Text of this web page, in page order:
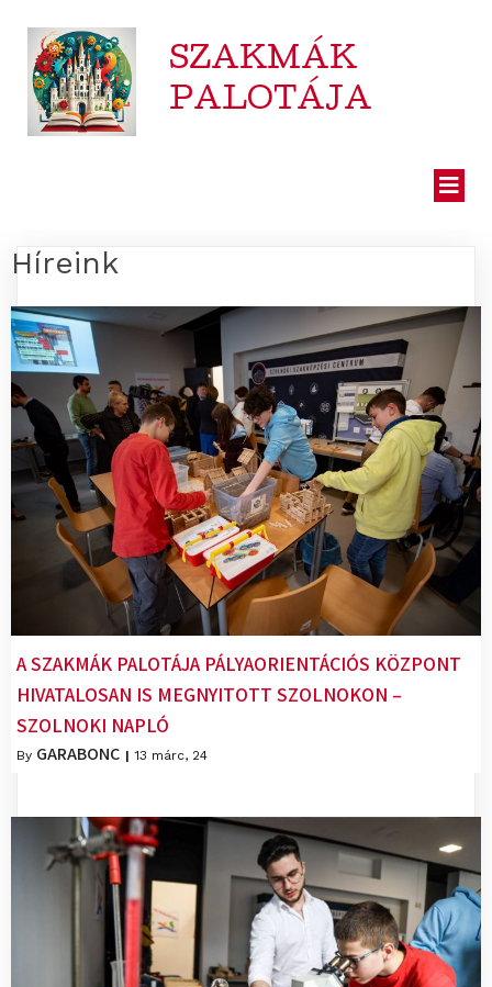
SZAKMÁK
PALOTÁJA
Híreink
A SZAKMÁK PALOTÁJA PÁLYAORIENTÁCIÓS KÖZPONT
HIVATALOSAN IS MEGNYITOTT SZOLNOKON –
SZOLNOKI NAPLÓ
By GARABONC | 13 márc, 24